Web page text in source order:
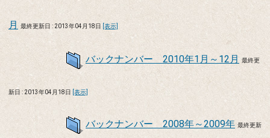
月 最終更新日 : 2013年04月18日 [表示]
バックナンバー 2010年1月～12月 最終更
新日 : 2013年04月18日 [表示]
バックナンバー 2008年～2009年 最終更新